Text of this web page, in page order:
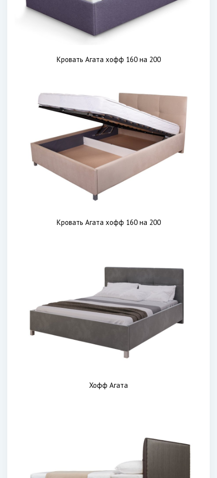
Кровать Агата хофф 160 на 200
Кровать Агата хофф 160 на 200
Хофф Агата